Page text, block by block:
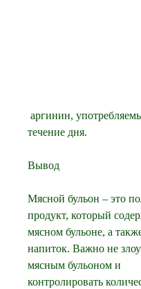
течение дня.
Вывод
Мясной бульон – это
продукт, который
мясном бульоне, а
напиток. Важно не
мясным бульоном и
контролировать